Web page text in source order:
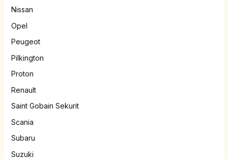
Nissan
Opel
Peugeot
Pilkington
Proton
Renault
Saint Gobain Sekurit
Scania
Subaru
Suzuki